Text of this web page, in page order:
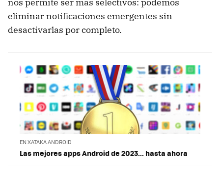
nos permite ser más selectivos: podemos
eliminar notificaciones emergentes sin
desactivarlas por completo.
EN XATAKA ANDROID
Las mejores apps Android de 2023... hasta ahora